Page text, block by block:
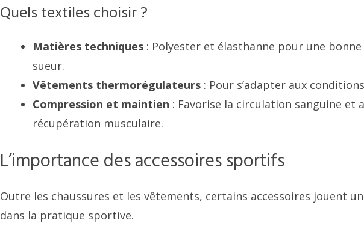
Quels textiles choisir ?
Matières techniques : Polyester et élasthanne pour une
sueur.
Vêtements thermorégulateurs : Pour s’adapter aux
Compression et maintien : Favorise la circulation sanguine et
récupération musculaire.
L’importance des accessoires sportifs
Outre les chaussures et les vêtements, certains accessoires jouent
dans la pratique sportive.